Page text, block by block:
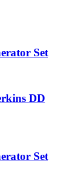
Set
DD
Set